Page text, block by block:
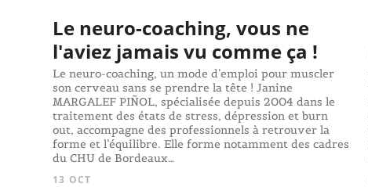
Le neuro-coaching, vous ne
l'aviez jamais vu comme ça !
Le neuro-coaching, un mode d’emploi pour muscler
son cerveau sans se prendre la tête ! Janine
MARGALEF PIÑOL, spécialisée depuis 2004 dans le
traitement des états de stress, dépression et burn
out, accompagne des professionnels à retrouver la
forme et l’équilibre. Elle forme notamment des cadres
du CHU de Bordeaux…
13 OCT